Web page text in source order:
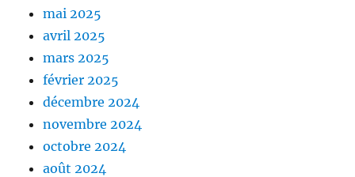
mai 2025
avril 2025
mars 2025
février 2025
décembre 2024
novembre 2024
octobre 2024
août 2024